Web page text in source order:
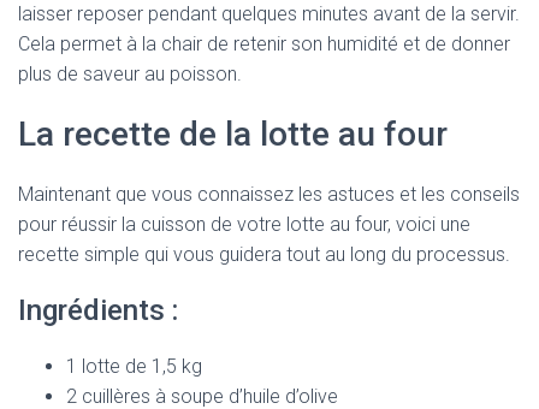
laisser reposer pendant quelques minutes avant de la servir.
Cela permet à la chair de retenir son humidité et de donner
plus de saveur au poisson.
La recette de la lotte au four
Maintenant que vous connaissez les astuces et les conseils
pour réussir la cuisson de votre lotte au four, voici une
recette simple qui vous guidera tout au long du processus.
Ingrédients :
1 lotte de 1,5 kg
2 cuillères à soupe d’huile d’olive